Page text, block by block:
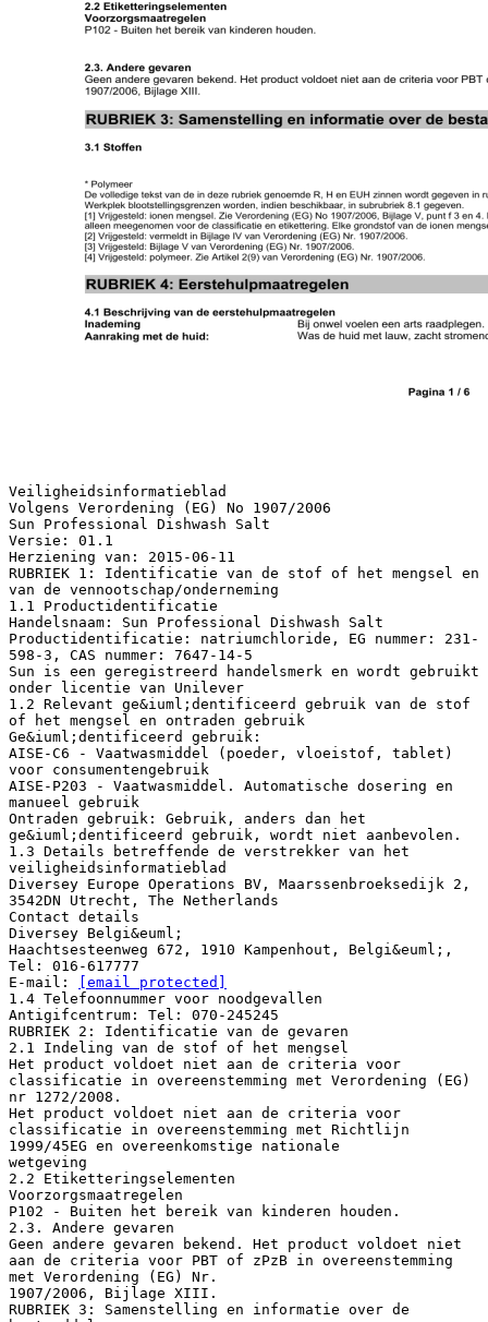
Veiligheidsinformatieblad
Volgens Verordening (EG) No 1907/2006
Sun Professional Dishwash Salt
Versie: 01.1
Herziening van: 2015-06-11
RUBRIEK 1: Identificatie van de stof of het mengsel en
van de vennootschap/onderneming
1.1 Productidentificatie
Handelsnaam: Sun Professional Dishwash Salt
Productidentificatie: natriumchloride, EG nummer: 231-
598-3, CAS nummer: 7647-14-5
Sun is een geregistreerd handelsmerk en wordt gebruikt
onder licentie van Unilever
1.2 Relevant ge&iuml;dentificeerd gebruik van de stof
of het mengsel en ontraden gebruik
Ge&iuml;dentificeerd gebruik:
AISE-C6 - Vaatwasmiddel (poeder, vloeistof, tablet)
voor consumentengebruik
AISE-P203 - Vaatwasmiddel. Automatische dosering en
manueel gebruik
Ontraden gebruik: Gebruik, anders dan het
ge&iuml;dentificeerd gebruik, wordt niet aanbevolen.
1.3 Details betreffende de verstrekker van het
veiligheidsinformatieblad
Diversey Europe Operations BV, Maarssenbroeksedijk 2,
3542DN Utrecht, The Netherlands
Contact details
Diversey Belgi&euml;
Haachtsesteenweg 672, 1910 Kampenhout, Belgi&euml;,
Tel: 016-617777
E-mail:
[email protected]